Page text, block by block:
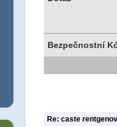
Bezpečnostní
Re: caste